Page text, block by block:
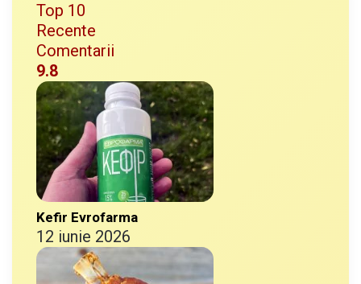
Top 10
Recente
Comentarii
9.8
Kefir Evrofarma
12 iunie 2026